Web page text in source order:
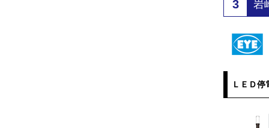
3 岩
ＬＥＤ